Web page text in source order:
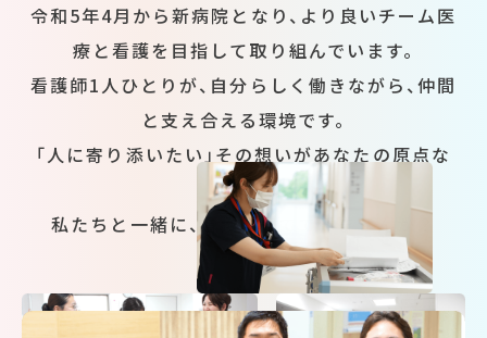
令和5年4月から新病院となり、より良いチーム医
療と看護を目指して取り組んでいます。
看護師1人ひとりが、自分らしく働きながら、仲間
と支え合える環境です。
「人に寄り添いたい」その想いがあなたの原点な
ら・・・
私たちと一緒に、看護を育ててみませんか？